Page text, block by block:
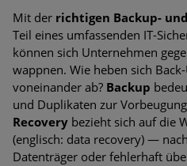
Mit der richtigen Backup-
Teil eines umfassenden IT-
können sich Unternehmen
wappnen. Wie heben sich
voneinander ab? Backup
und Duplikaten zur
Recovery bezieht sich auf die
(englisch: data recovery) —
Datenträger oder fehlerhaft